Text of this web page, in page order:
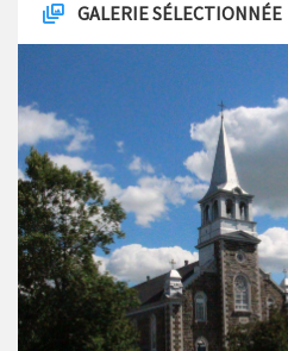
GALERIE SÉLECTIONNÉE